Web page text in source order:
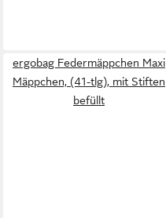
ergobag Federmäppchen Maxi
Mäppchen, (41-tlg), mit Stiften
befüllt